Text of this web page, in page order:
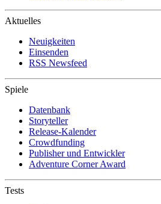
Aktuelles
Neuigkeiten
Einsenden
RSS Newsfeed
Spiele
Datenbank
Storyteller
Release-Kalender
Crowdfunding
Publisher und Entwickler
Adventure Corner Award
Tests